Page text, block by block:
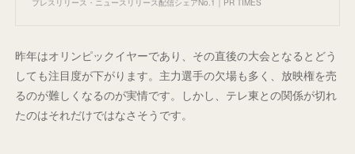
プレスリリース・ニュースリリース配信シェアNo.1｜PR TIMES
昨年はオリンピックイヤーであり、その直後の大会となるとどう
しても注目度が下がります。主力選手の欠場も多く、放映権を売
るのが難しくなるのが実情です。しかし、テレ東との関係が切れ
たのはそれだけではなさそうです。